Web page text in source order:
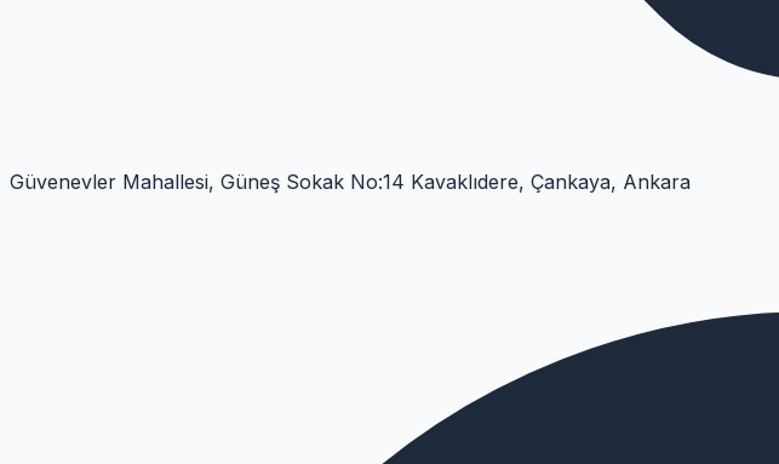
Güvenevler Mahallesi, Güneş Sokak No:14 Kavaklıdere, Çankaya, Ankara